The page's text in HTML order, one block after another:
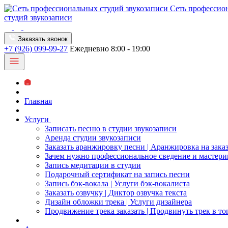
Сеть
студий звукозаписи
Заказать звонок
+7 (926) 099-99-27 Ежедневно 8:00 - 19:00
Главная
Услуги
Записать песню в студии звукозаписи
Аренда студии звукозаписи
Заказать аранжировку песни | Аранжировка на заказ
Зачем нужно профессиональное сведение и
Запись медитации в студии
Подарочный сертификат на запись песни
Запись бэк-вокала | Услуги бэк-вокалиста
Заказать озвучку | Диктор озвучка текста
Дизайн обложки трека | Услуги дизайнера
Продвижение трека заказать | Продвинуть трек в